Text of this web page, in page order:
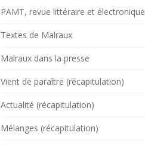
PAMT, revue littéraire et électronique
Textes de Malraux
Malraux dans la presse
Vient de paraître (récapitulation)
Actualité (récapitulation)
Mélanges (récapitulation)